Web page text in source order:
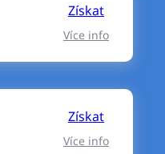
Získat
Více info
Získat
Více info